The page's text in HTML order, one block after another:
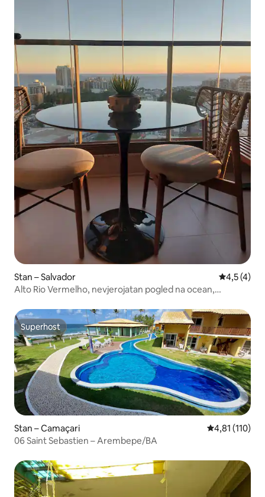
Stan – Salvador Prosječna
4,5 (4)
Alto Rio Vermelho, nevjerojatan pogled na ocean,
Superhost
Superhost
Stan – Camaçari Prosječna
4,81 (110)
06 Saint Sebastien – Arembepe/BA